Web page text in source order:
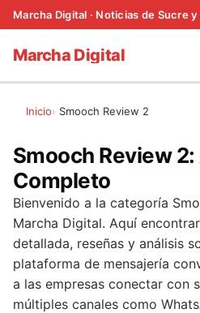
Marcha Digital
Inicio Smooch Review 2
Smooch Review
Completo
Bienvenido a la categoría
Marcha Digital. Aquí
detallada, reseñas y análisis
plataforma de mensajería
a las empresas conectar con
múltiples canales como